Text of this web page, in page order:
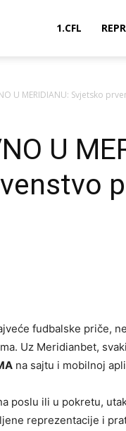
1.CFL
U MERIDIANU: Svjetsko
U
fudbalske priče,
Uz Meridianbet,
na sajtu i mobilnoj
poslu ili u pokretu,
reprezentacije i